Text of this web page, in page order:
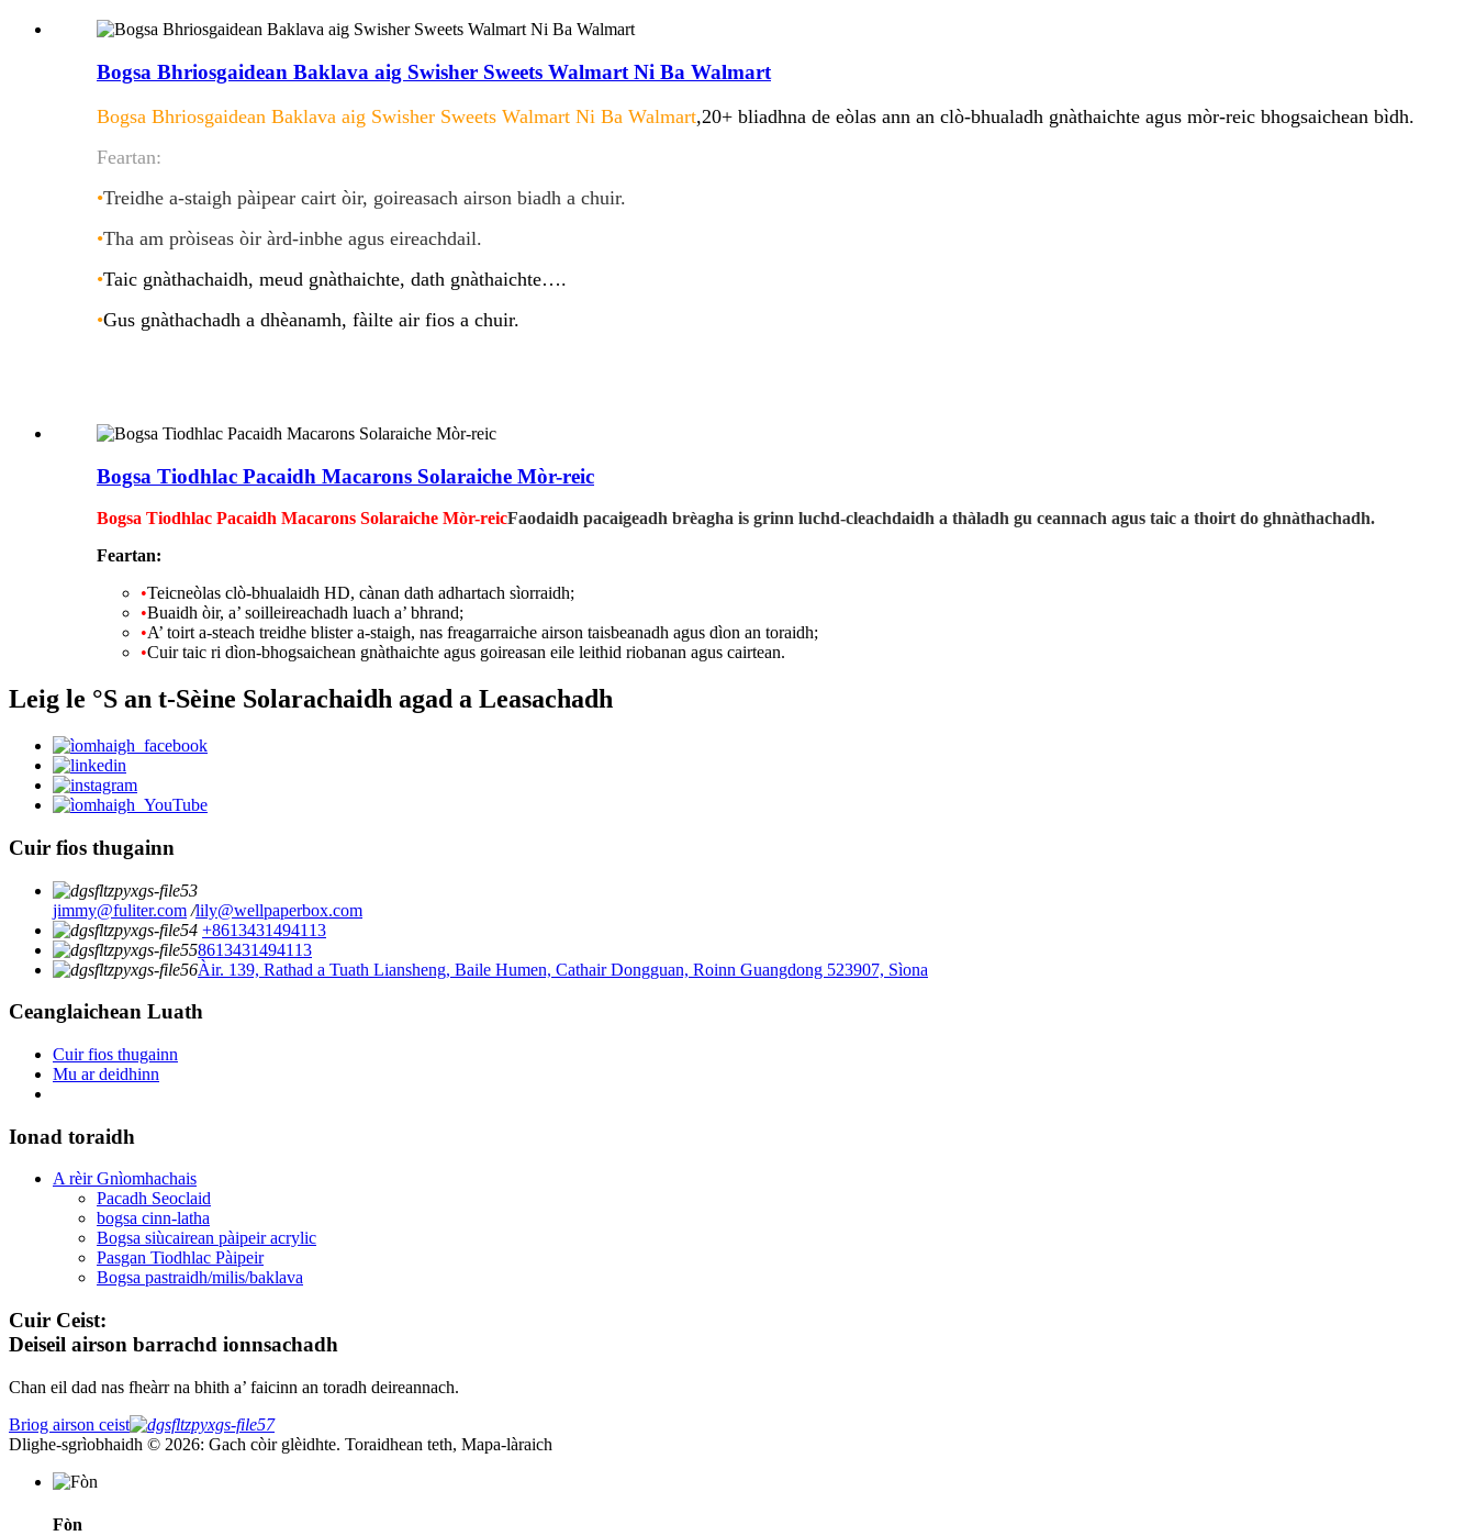
Bogsa Bhriosgaidean Baklava aig Swisher Sweets Walmart Ni Ba Walmart
Bogsa Bhriosgaidean Baklava aig Swisher Sweets Walmart Ni Ba Walmart,20+ bliadhna de eòlas ann an clò-bhualadh gnàthaichte agus mòr-reic bhogsaichean bìdh.
Feartan:
•Treidhe a-staigh pàipear cairt òir, goireasach airson biadh a chuir.
•Tha am pròiseas òir àrd-inbhe agus eireachdail.
•Taic gnàthachaidh, meud gnàthaichte, dath gnàthaichte….
•Gus gnàthachadh a dhèanamh, fàilte air fios a chuir.
Bogsa Tiodhlac Pacaidh Macarons Solaraiche Mòr-reic
Bogsa Tiodhlac Pacaidh Macarons Solaraiche Mòr-reicFaodaidh pacaigeadh brèagha is grinn luchd-cleachdaidh a thàladh gu ceannach agus taic a thoirt do ghnàthachadh.
Feartan:
•Teicneòlas clò-bhualaidh HD, cànan dath adhartach sìorraidh;
•Buaidh òir, a’ soilleireachadh luach a’ bhrand;
•A’ toirt a-steach treidhe blister a-staigh, nas freagarraiche airson taisbeanadh agus dìon an toraidh;
•Cuir taic ri dìon-bhogsaichean gnàthaichte agus goireasan eile leithid riobanan agus cairtean.
Leig le °S an t-Sèine Solarachaidh agad a Leasachadh
Cuir fios thugainn
jimmy@fuliter.com /lily@wellpaperbox.com
+8613431494113
8613431494113
Àir. 139, Rathad a Tuath Liansheng, Baile Humen, Cathair Dongguan, Roinn Guangdong 523907, Sìona
Ceanglaichean Luath
Cuir fios thugainn
Mu ar deidhinn
Ionad toraidh
A rèir Gnìomhachais
Pacadh Seoclaid
bogsa cinn-latha
Bogsa siùcairean pàipeir acrylic
Pasgan Tiodhlac Pàipeir
Bogsa pastraidh/milis/baklava
Cuir Ceist:
Deiseil airson barrachd ionnsachadh
Chan eil dad nas fheàrr na bhith a’ faicinn an toradh deireannach.
Briog airson ceist
Dlighe-sgrìobhaidh © 2026: Gach còir glèidhte. Toraidhean teth, Mapa-làraich
Fòn